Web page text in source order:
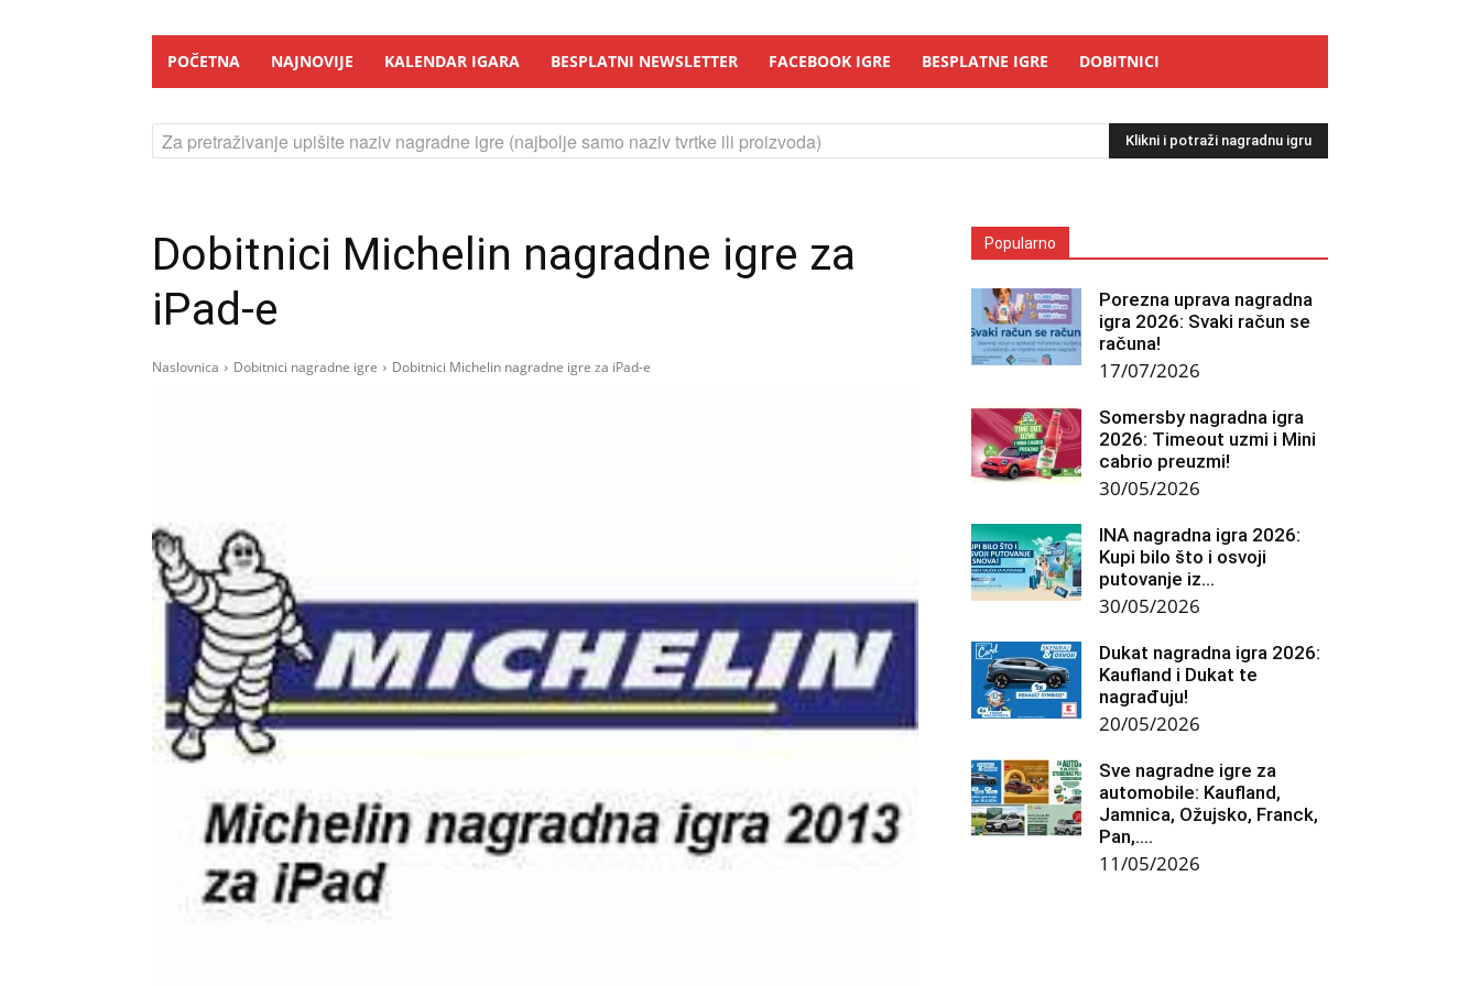
POČETNA NAJNOVIJE KALENDAR IGARA BESPLATNI NEWSLETTER FACEBOOK IGRE BESPLATNE IGRE DOBITNICI
Za pretraživanje upišite naziv nagradne igre (najbolje samo naziv tvrtke ili proizvoda) Klikni i potraži nagradnu igru
Dobitnici Michelin nagradne igre za
iPad-e
Naslovnica Dobitnici nagradne igre Dobitnici Michelin nagradne igre za iPad-e
Popularno
Porezna uprava nagradna
igra 2026: Svaki račun se
računa!
17/07/2026
Somersby nagradna igra
2026: Timeout uzmi i Mini
cabrio preuzmi!
30/05/2026
INA nagradna igra 2026:
Kupi bilo što i osvoji
putovanje iz...
30/05/2026
Dukat nagradna igra 2026:
Kaufland i Dukat te
nagrađuju!
20/05/2026
Sve nagradne igre za
automobile: Kaufland,
Jamnica, Ožujsko, Franck,
Pan,….
11/05/2026